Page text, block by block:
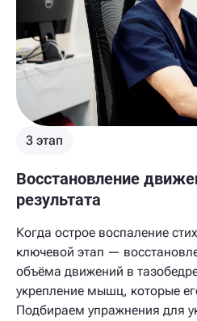
3 этап
Восстановление
результата
Когда острое воспаление
ключевой этап —
объёма движений в
укрепление мышц, которые
Подбираем упражнения для